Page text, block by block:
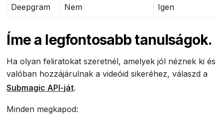
Deepgram Nem Igen
Íme a legfontosabb tanulságok.
Ha olyan feliratokat szeretnél, amelyek jól néznek ki és
valóban hozzájárulnak a videóid sikeréhez, válaszd a
Submagic API-ját.
Minden megkapod: